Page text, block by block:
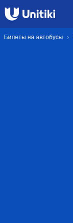
Билеты на автобусы